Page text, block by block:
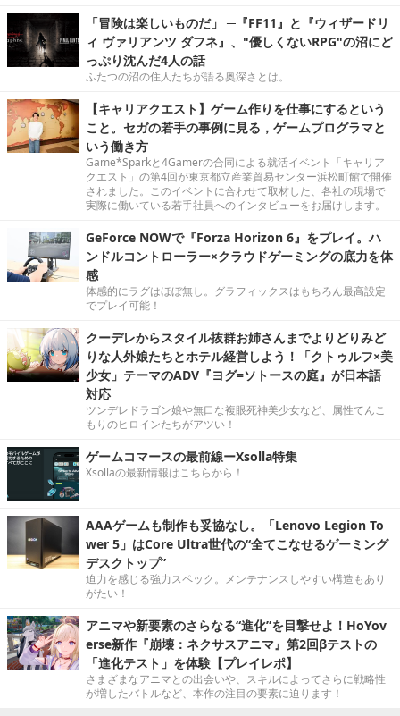
「冒険は楽しいものだ」 ─『FF11』と『ウィザードリ
ィ ヴァリアンツ ダフネ』、"優しくないRPG"の沼にど
っぷり沈んだ4人の話
ふたつの沼の住人たちが語る奥深さとは。
【キャリアクエスト】ゲーム作りを仕事にするという
こと。セガの若手の事例に見る，ゲームプログラマと
いう働き方
Game*Sparkと4Gamerの合同による就活イベント「キャリア
クエスト」の第4回が東京都立産業貿易センター浜松町館で開催
されました。このイベントに合わせて取材した、各社の現場で
実際に働いている若手社員へのインタビューをお届けします。
GeForce NOWで『Forza Horizon 6』をプレイ。ハ
ンドルコントローラー×クラウドゲーミングの底力を体
感
体感的にラグはほぼ無し。グラフィックスはもちろん最高設定
でプレイ可能！
クーデレからスタイル抜群お姉さんまでよりどりみど
りな人外娘たちとホテル経営しよう！「クトゥルフ×美
少女」テーマのADV『ヨグ=ソトースの庭』が日本語
対応
ツンデレドラゴン娘や無口な複眼死神美少女など、属性てんこ
もりのヒロインたちがアツい！
ゲームコマースの最前線ーXsolla特集
Xsollaの最新情報はこちらから！
AAAゲームも制作も妥協なし。「Lenovo Legion To
wer 5」はCore Ultra世代の“全てこなせるゲーミング
デスクトップ”
迫力を感じる強力スペック。メンテナンスしやすい構造もあり
がたい！
アニマや新要素のさらなる“進化”を目撃せよ！HoYov
erse新作『崩壊：ネクサスアニマ』第2回βテストの
「進化テスト」を体験【プレイレポ】
さまざまなアニマとの出会いや、スキルによってさらに戦略性
が増したバトルなど、本作の注目の要素に迫ります！